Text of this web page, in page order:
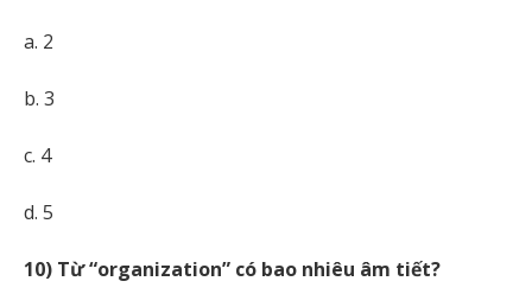
a. 2
b. 3
c. 4
d. 5
10) Từ “organization” có bao nhiêu âm tiết?